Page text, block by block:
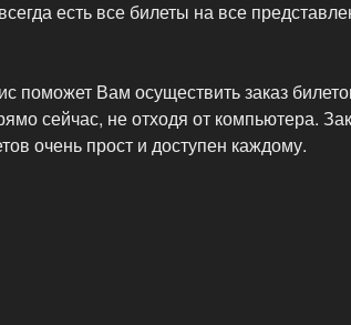
есть все билеты на все
поможет Вам осуществить заказ
сейчас, не отходя от компьютера.
очень прост и доступен каждому.